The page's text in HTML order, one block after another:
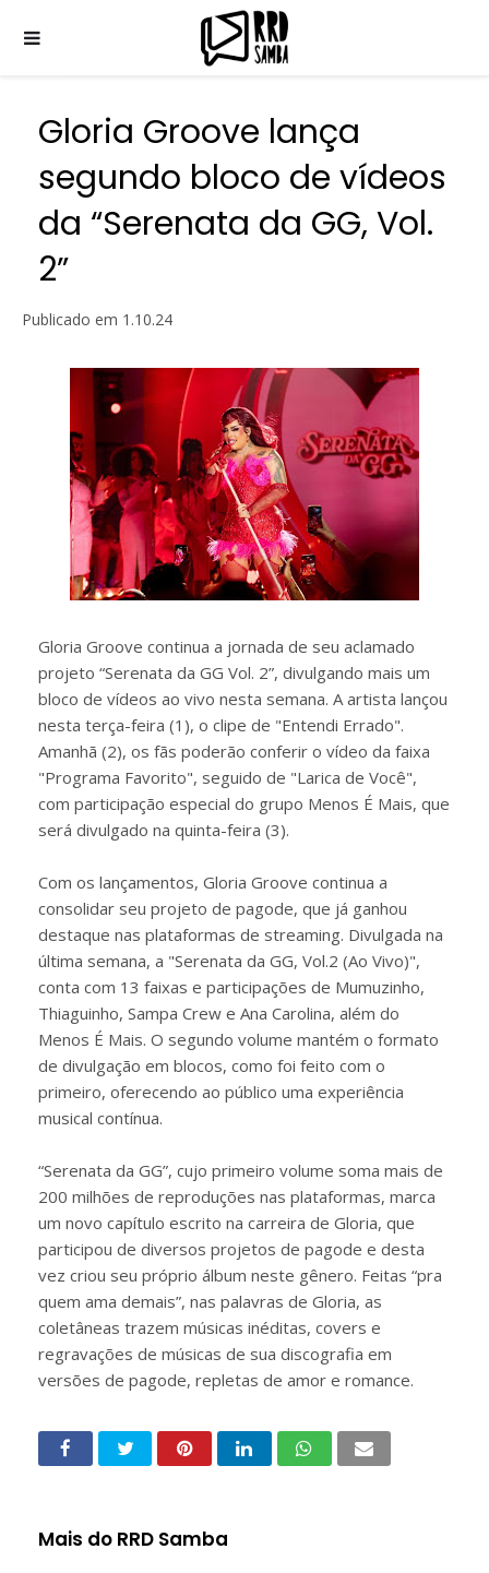
Gloria Groove lança
segundo bloco de vídeos
da “Serenata da GG, Vol.
2”
Publicado em 1.10.24
Gloria Groove continua a jornada de seu aclamado
projeto “Serenata da GG Vol. 2”, divulgando mais um
bloco de vídeos ao vivo nesta semana. A artista lançou
nesta terça-feira (1), o clipe de "Entendi Errado".
Amanhã (2), os fãs poderão conferir o vídeo da faixa
"Programa Favorito", seguido de "Larica de Você",
com participação especial do grupo Menos É Mais, que
será divulgado na quinta-feira (3).
Com os lançamentos, Gloria Groove continua a
consolidar seu projeto de pagode, que já ganhou
destaque nas plataformas de streaming. Divulgada na
última semana, a "Serenata da GG, Vol.2 (Ao Vivo)",
conta com 13 faixas e participações de Mumuzinho,
Thiaguinho, Sampa Crew e Ana Carolina, além do
Menos É Mais. O segundo volume mantém o formato
de divulgação em blocos, como foi feito com o
primeiro, oferecendo ao público uma experiência
musical contínua.
“Serenata da GG”, cujo primeiro volume soma mais de
200 milhões de reproduções nas plataformas, marca
um novo capítulo escrito na carreira de Gloria, que
participou de diversos projetos de pagode e desta
vez criou seu próprio álbum neste gênero. Feitas “pra
quem ama demais”, nas palavras de Gloria, as
coletâneas trazem músicas inéditas, covers e
regravações de músicas de sua discografia em
versões de pagode, repletas de amor e romance.
Mais do RRD Samba